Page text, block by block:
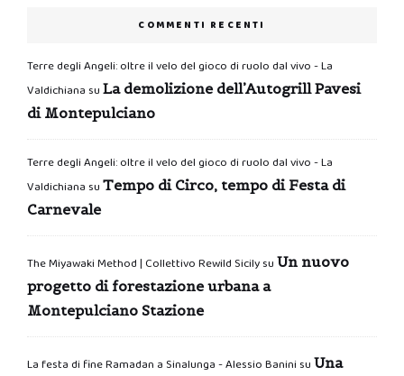
COMMENTI RECENTI
Terre degli Angeli: oltre il velo del gioco di ruolo dal vivo - La
Valdichiana su La demolizione dell’Autogrill Pavesi
di Montepulciano
Terre degli Angeli: oltre il velo del gioco di ruolo dal vivo - La
Valdichiana su Tempo di Circo, tempo di Festa di
Carnevale
The Miyawaki Method | Collettivo Rewild Sicilysu Un nuovo
progetto di forestazione urbana a
Montepulciano Stazione
La festa di fine Ramadan a Sinalunga - Alessio Banini su Una